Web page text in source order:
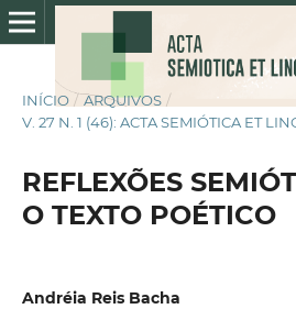
INÍCIO / ARQUIVOS /
V. 27 N. 1 (46): ACTA SEMIÓTICA ET
REFLEXÕES
O TEXTO POÉTICO
Andréia Reis Bacha